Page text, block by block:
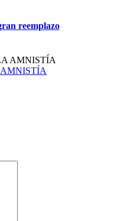
reemplazo
AMNISTÍA